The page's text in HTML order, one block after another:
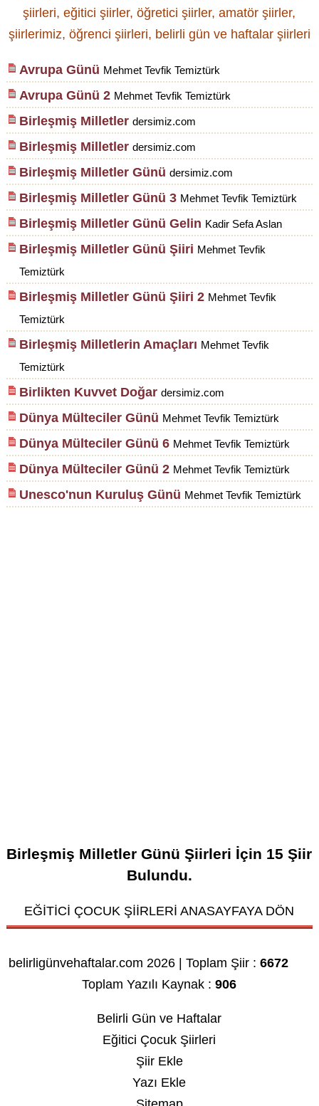
şiirleri, eğitici şiirler, öğretici şiirler, amatör şiirler,
şiirlerimiz, öğrenci şiirleri, belirli gün ve haftalar şiirleri
Avrupa Günü Mehmet Tevfik Temiztürk
Avrupa Günü 2 Mehmet Tevfik Temiztürk
Birleşmiş Milletler dersimiz.com
Birleşmiş Milletler dersimiz.com
Birleşmiş Milletler Günü dersimiz.com
Birleşmiş Milletler Günü 3 Mehmet Tevfik Temiztürk
Birleşmiş Milletler Günü Gelin Kadir Sefa Aslan
Birleşmiş Milletler Günü Şiiri Mehmet Tevfik
Temiztürk
Birleşmiş Milletler Günü Şiiri 2 Mehmet Tevfik
Temiztürk
Birleşmiş Milletlerin Amaçları Mehmet Tevfik
Temiztürk
Birlikten Kuvvet Doğar dersimiz.com
Dünya Mülteciler Günü Mehmet Tevfik Temiztürk
Dünya Mülteciler Günü 6 Mehmet Tevfik Temiztürk
Dünya Mülteciler Günü 2 Mehmet Tevfik Temiztürk
Unesco'nun Kuruluş Günü Mehmet Tevfik Temiztürk
Birleşmiş Milletler Günü Şiirleri İçin 15 Şiir
Bulundu.
EĞİTİCİ ÇOCUK ŞİİRLERİ ANASAYFAYA DÖN
belirligünvehaftalar.com 2026 | Toplam Şiir :6672
Toplam Yazılı Kaynak :906
Belirli Gün ve Haftalar
Eğitici Çocuk Şiirleri
Şiir Ekle
Yazı Ekle